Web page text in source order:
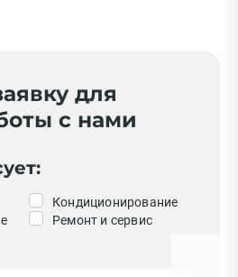
для
с нами
Кондиционирование
Ремонт и сервис